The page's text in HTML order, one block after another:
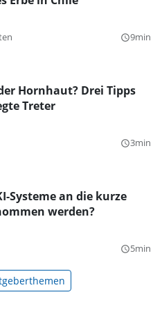
query_builder9min
Hornhaut? Drei Tipps
Treter
query_builder3min
Systeme an die kurze
werden?
query_builder5min